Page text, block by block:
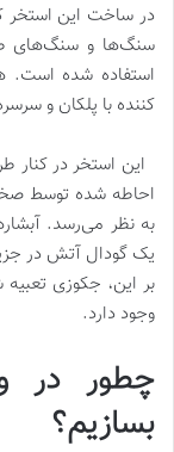
در ساخت این استخر
سنگ‌ها و سنگ‌های
استفاده شده است.
کننده با پلکان و
این استخر در کنار
احاطه شده توسط
به نظر می‌رسد.
یک گودال آتش در
بر این، جکوزی
وجود دارد.
چطور در
بسازیم؟